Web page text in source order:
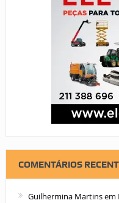
COMENTÁRIOS
Guilhermina Martinsem